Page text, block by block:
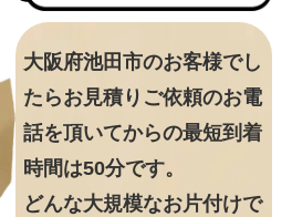
大阪府池田市のお客様でし
たらお見積りご依頼のお電
話を頂いてからの最短到着
時間は50分です。
どんな大規模なお片付けで